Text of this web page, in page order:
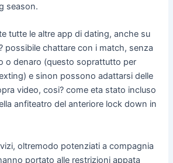
season.
tutte le altre app di dating, anche su
possibile chattare con i match, senza
o denaro (questo soprattutto per
e sinon possono adattarsi delle
video, cosi? come eta stato incluso
anfiteatro del anteriore lock down in
oltremodo potenziati a compagnia
portato alle restrizioni appata